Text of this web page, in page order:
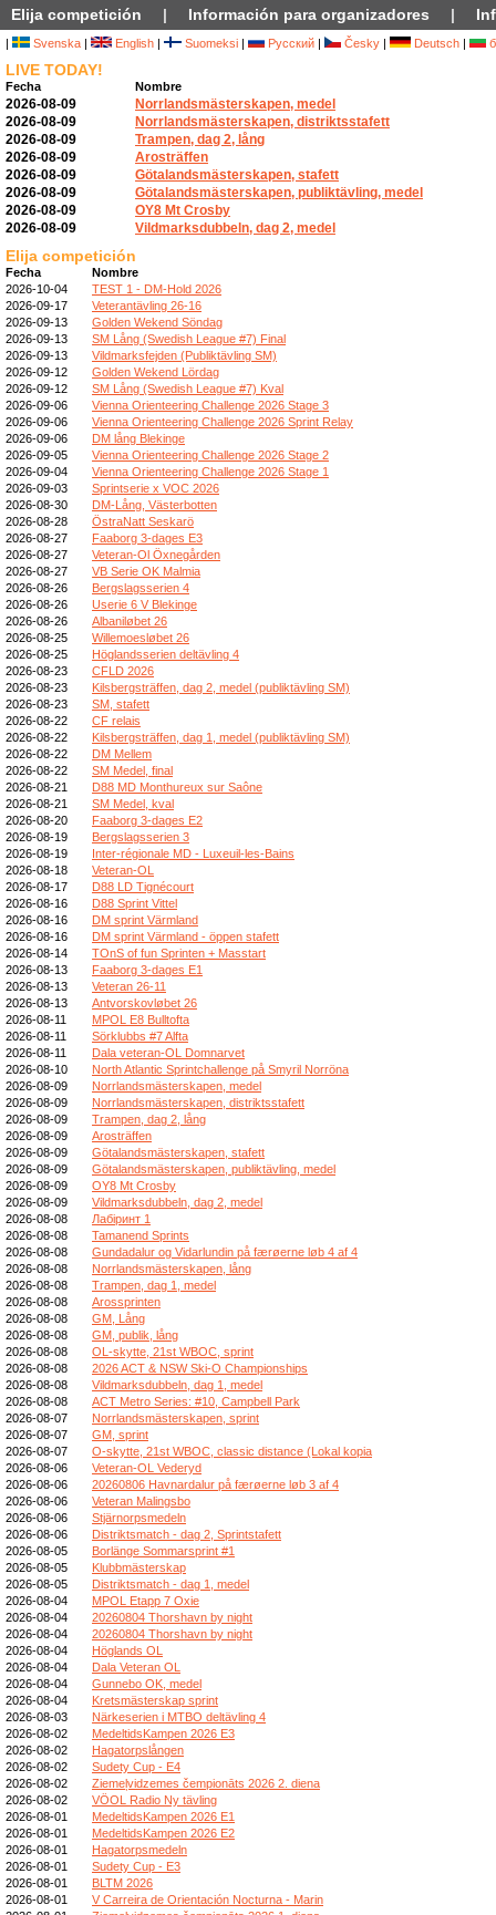
Elija competición | Información para organizadores |
| Svenska | English | Suomeksi | Русский | Česky | Deutsch |
LIVE TODAY!
Fecha Nombre
2026-08-09
Norrlandsmästerskapen, medel
2026-08-09
Norrlandsmästerskapen, distriktsstafett
2026-08-09
Trampen, dag 2, lång
2026-08-09
Arosträffen
2026-08-09
Götalandsmästerskapen, stafett
2026-08-09
Götalandsmästerskapen, publiktävling, medel
2026-08-09
OY8 Mt Crosby
2026-08-09
Vildmarksdubbeln, dag 2, medel
Elija competición
Fecha
Nombre
2026-10-04
TEST 1 - DM-Hold 2026
2026-09-17
Veterantävling 26-16
2026-09-13
Golden Wekend Söndag
2026-09-13
SM Lång (Swedish League #7) Final
2026-09-13
Vildmarksfejden (Publiktävling SM)
2026-09-12
Golden Wekend Lördag
2026-09-12
SM Lång (Swedish League #7) Kval
2026-09-06
Vienna Orienteering Challenge 2026 Stage 3
2026-09-06
Vienna Orienteering Challenge 2026 Sprint Relay
2026-09-06
DM lång Blekinge
2026-09-05
Vienna Orienteering Challenge 2026 Stage 2
2026-09-04
Vienna Orienteering Challenge 2026 Stage 1
2026-09-03
Sprintserie x VOC 2026
2026-08-30
DM-Lång, Västerbotten
2026-08-28
ÖstraNatt Seskarö
2026-08-27
Faaborg 3-dages E3
2026-08-27
Veteran-Ol Öxnegården
2026-08-27
VB Serie OK Malmia
2026-08-26
Bergslagsserien 4
2026-08-26
Userie 6 V Blekinge
2026-08-26
Albaniløbet 26
2026-08-25
Willemoesløbet 26
2026-08-25
Höglandsserien deltävling 4
2026-08-23
CFLD 2026
2026-08-23
Kilsbergsträffen, dag 2, medel (publiktävling SM)
2026-08-23
SM, stafett
2026-08-22
CF relais
2026-08-22
Kilsbergsträffen, dag 1, medel (publiktävling SM)
2026-08-22
DM Mellem
2026-08-22
SM Medel, final
2026-08-21
D88 MD Monthureux sur Saône
2026-08-21
SM Medel, kval
2026-08-20
Faaborg 3-dages E2
2026-08-19
Bergslagsserien 3
2026-08-19
Inter-régionale MD - Luxeuil-les-Bains
2026-08-18
Veteran-OL
2026-08-17
D88 LD Tignécourt
2026-08-16
D88 Sprint Vittel
2026-08-16
DM sprint Värmland
2026-08-16
DM sprint Värmland - öppen stafett
2026-08-14
TOnS of fun Sprinten + Masstart
2026-08-13
Faaborg 3-dages E1
2026-08-13
Veteran 26-11
2026-08-13
Antvorskovløbet 26
2026-08-11
MPOL E8 Bulltofta
2026-08-11
Sörklubbs #7 Alfta
2026-08-11
Dala veteran-OL Domnarvet
2026-08-10
North Atlantic Sprintchallenge på Smyril Norröna
2026-08-09
Norrlandsmästerskapen, medel
2026-08-09
Norrlandsmästerskapen, distriktsstafett
2026-08-09
Trampen, dag 2, lång
2026-08-09
Arosträffen
2026-08-09
Götalandsmästerskapen, stafett
2026-08-09
Götalandsmästerskapen, publiktävling, medel
2026-08-09
OY8 Mt Crosby
2026-08-09
Vildmarksdubbeln, dag 2, medel
2026-08-08
Лабіринт 1
2026-08-08
Tamanend Sprints
2026-08-08
Gundadalur og Vidarlundin på færøerne løb 4 af 4
2026-08-08
Norrlandsmästerskapen, lång
2026-08-08
Trampen, dag 1, medel
2026-08-08
Arossprinten
2026-08-08
GM, Lång
2026-08-08
GM, publik, lång
2026-08-08
OL-skytte, 21st WBOC, sprint
2026-08-08
2026 ACT & NSW Ski-O Championships
2026-08-08
Vildmarksdubbeln, dag 1, medel
2026-08-08
ACT Metro Series: #10, Campbell Park
2026-08-07
Norrlandsmästerskapen, sprint
2026-08-07
GM, sprint
2026-08-07
O-skytte, 21st WBOC, classic distance (Lokal kopia
2026-08-06
Veteran-OL Vederyd
2026-08-06
20260806 Havnardalur på færøerne løb 3 af 4
2026-08-06
Veteran Malingsbo
2026-08-06
Stjärnorpsmedeln
2026-08-06
Distriktsmatch - dag 2, Sprintstafett
2026-08-05
Borlänge Sommarsprint #1
2026-08-05
Klubbmästerskap
2026-08-05
Distriktsmatch - dag 1, medel
2026-08-04
MPOL Etapp 7 Oxie
2026-08-04
20260804 Thorshavn by night
2026-08-04
20260804 Thorshavn by night
2026-08-04
Höglands OL
2026-08-04
Dala Veteran OL
2026-08-04
Gunnebo OK, medel
2026-08-04
Kretsmästerskap sprint
2026-08-03
Närkeserien i MTBO deltävling 4
2026-08-02
MedeltidsKampen 2026 E3
2026-08-02
Hagatorpslången
2026-08-02
Sudety Cup - E4
2026-08-02
Ziemeļvidzemes čempionāts 2026 2. diena
2026-08-02
VÖOL Radio Ny tävling
2026-08-01
MedeltidsKampen 2026 E1
2026-08-01
MedeltidsKampen 2026 E2
2026-08-01
Hagatorpsmedeln
2026-08-01
Sudety Cup - E3
2026-08-01
BLTM 2026
2026-08-01
V Carreira de Orientación Nocturna - Marin